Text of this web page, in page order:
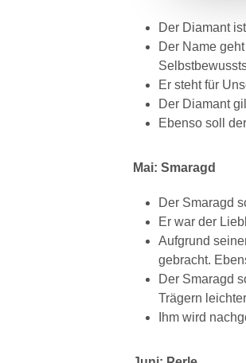
Der Diamant
Der Name
Er steht für
Der Diamant
Ebenso soll
Mai: Smaragd
Der Smaragd
Er war der
Aufgrund
gebracht.
Der Smaragd
Trägern
Ihm wird